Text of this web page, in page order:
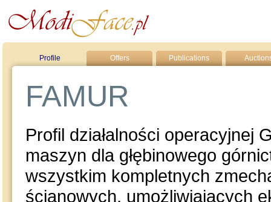
Profile Offers Publications
FAMUR
Profil działalności operacyjnej
maszyn dla głębinowego
wszystkim kompletnych
ścianowych, umożliwiających